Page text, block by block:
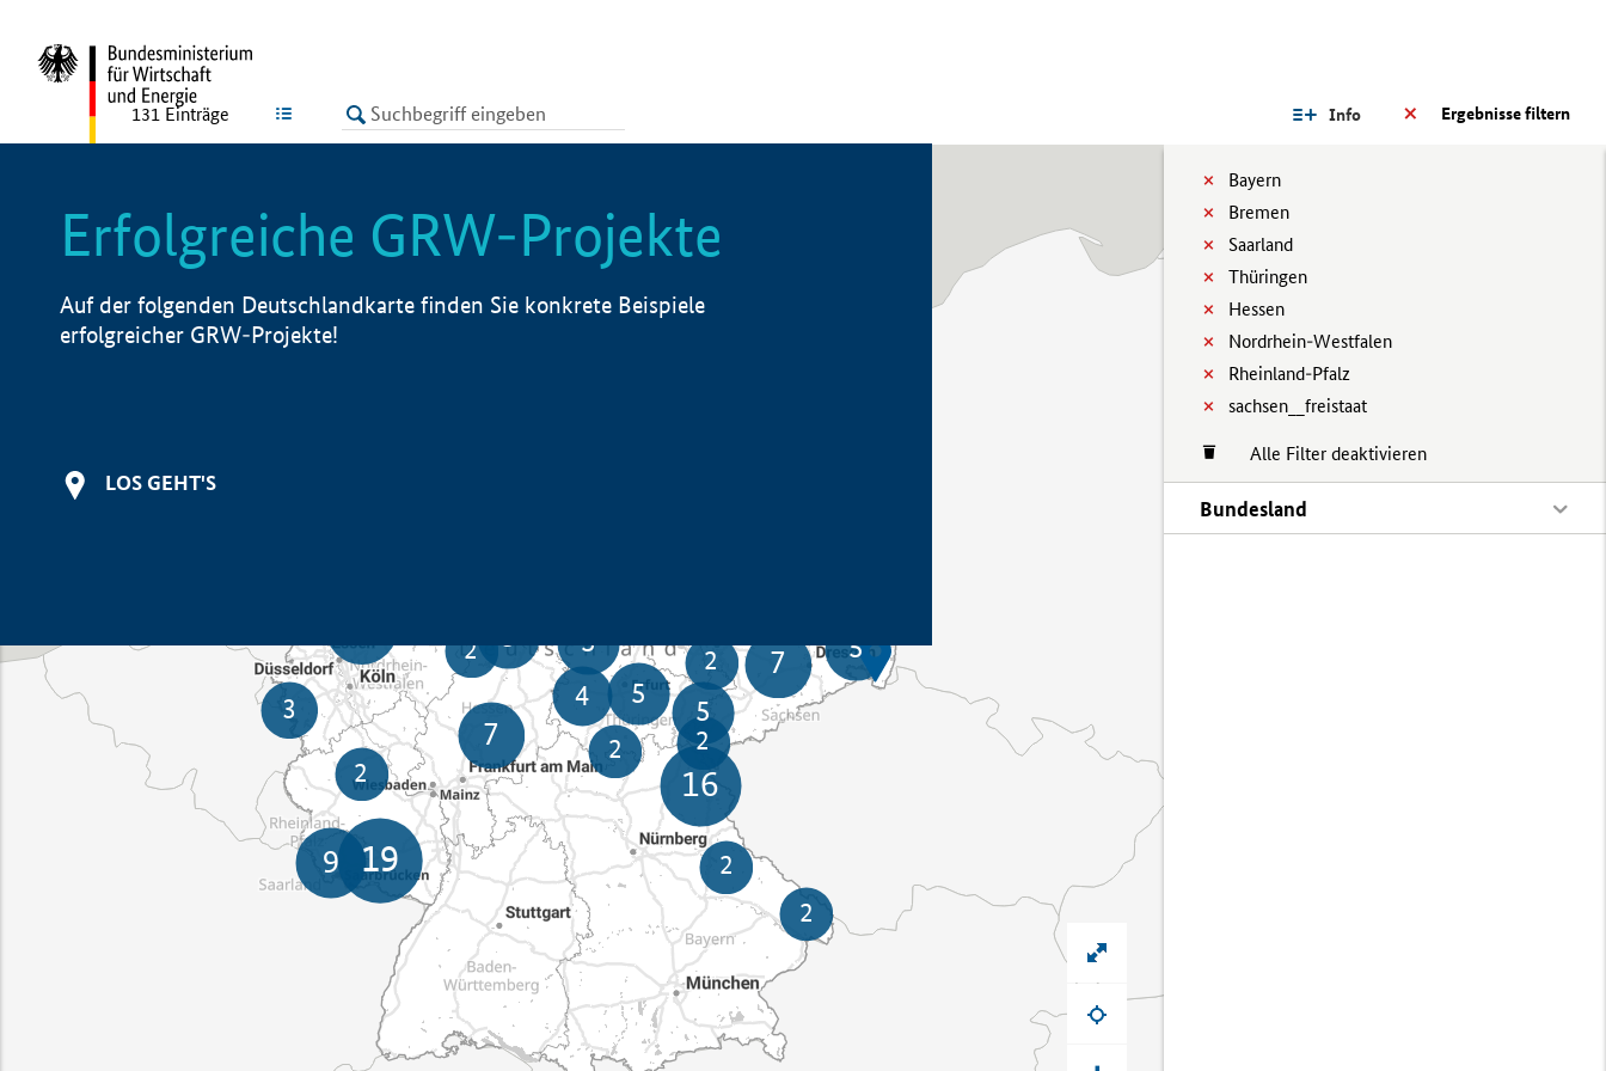
LISTE Ergebnisse filtern
Info
Bayern
Bremen
Saarland
Thüringen
Hessen
Nordrhein-Westfalen
Rheinland-Pfalz
sachsen__freistaat
Alle Filter deaktivieren
Bundesland
131 Einträge
Erfolgreiche GRW-Projekte
Auf der folgenden Deutschlandkarte finden Sie konkrete Beispiele
erfolgreicher GRW-Projekte!
LOS GEHT'S